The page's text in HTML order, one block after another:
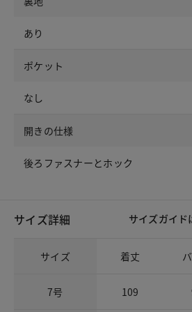
あり
ポケット
なし
開きの仕様
後ろファスナーとホック
サイズ詳細 サイズガイド
サイズ 着丈
7号 109